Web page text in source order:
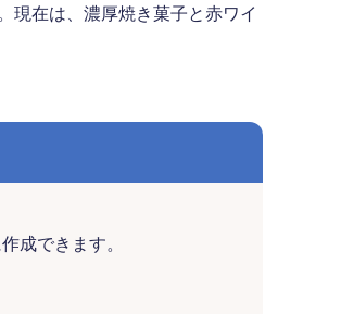
現在は、濃厚焼き菓子と赤ワイ
成できます。